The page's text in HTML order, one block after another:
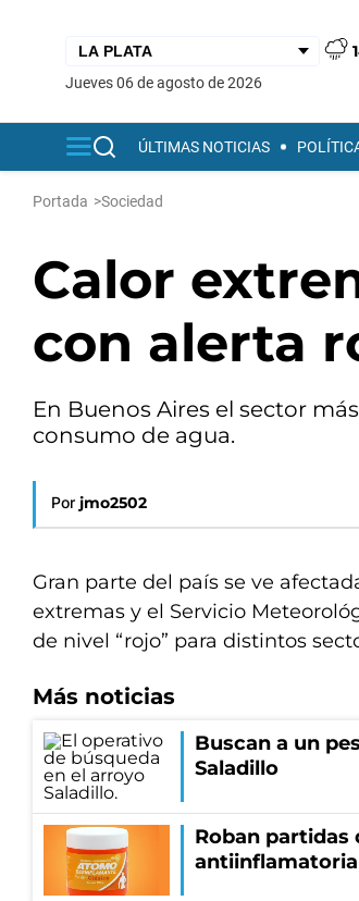
jueves 06 de agosto de 2026
ÚLTIMAS NOTICIAS
Portada >Sociedad
Calor
con alerta
En Buenos Aires el sector
consumo de agua.
Por jmo2502
Gran parte del país se ve
extremas y el Servicio
de nivel “rojo” para distintos
Más noticias
Buscan a un
Saladillo
Roban partidas